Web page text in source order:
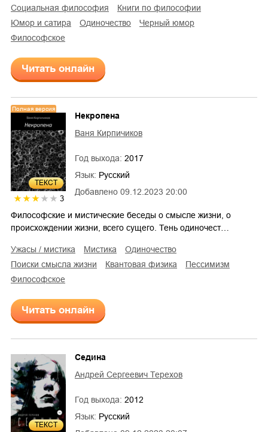
социальная философия
книги по философии
юмор и сатира
одиночество
черный юмор
философское
Читать онлайн
ТЕКСТ
Полная версия
3
Добавлено 09.12.2023 20:00
Некропена
Ваня Кирпичиков
Год выхода: 2017
Язык: Русский
Философские и мистические беседы о смысле жизни, о
происхождении жизни, всего сущего. Тень одиночест…
ужасы / мистика мистика
одиночество
поиски смысла жизни
квантовая физика
пессимизм
философское
Читать онлайн
ТЕКСТ
Седина
Андрей Сергеевич Терехов
Год выхода: 2012
Язык: Русский